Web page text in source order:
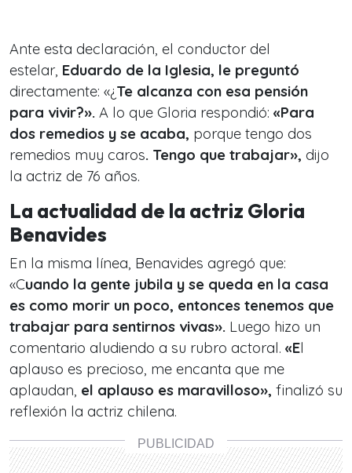
Ante esta declaración, el conductor del
estelar, Eduardo de la Iglesia, le preguntó
directamente: «¿Te alcanza con esa pensión
para vivir?». A lo que Gloria respondió: «Para
dos remedios y se acaba, porque tengo dos
remedios muy caros. Tengo que trabajar», dijo
la actriz de 76 años.
La actualidad de la actriz Gloria
Benavides
En la misma línea, Benavides agregó que:
«Cuando la gente jubila y se queda en la casa
es como morir un poco, entonces tenemos que
trabajar para sentirnos vivas». Luego hizo un
comentario aludiendo a su rubro actoral. «El
aplauso es precioso, me encanta que me
aplaudan, el aplauso es maravilloso», finalizó su
reflexión la actriz chilena.